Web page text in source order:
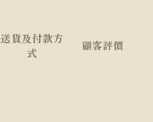
送貨及付款方
式
顧客評價